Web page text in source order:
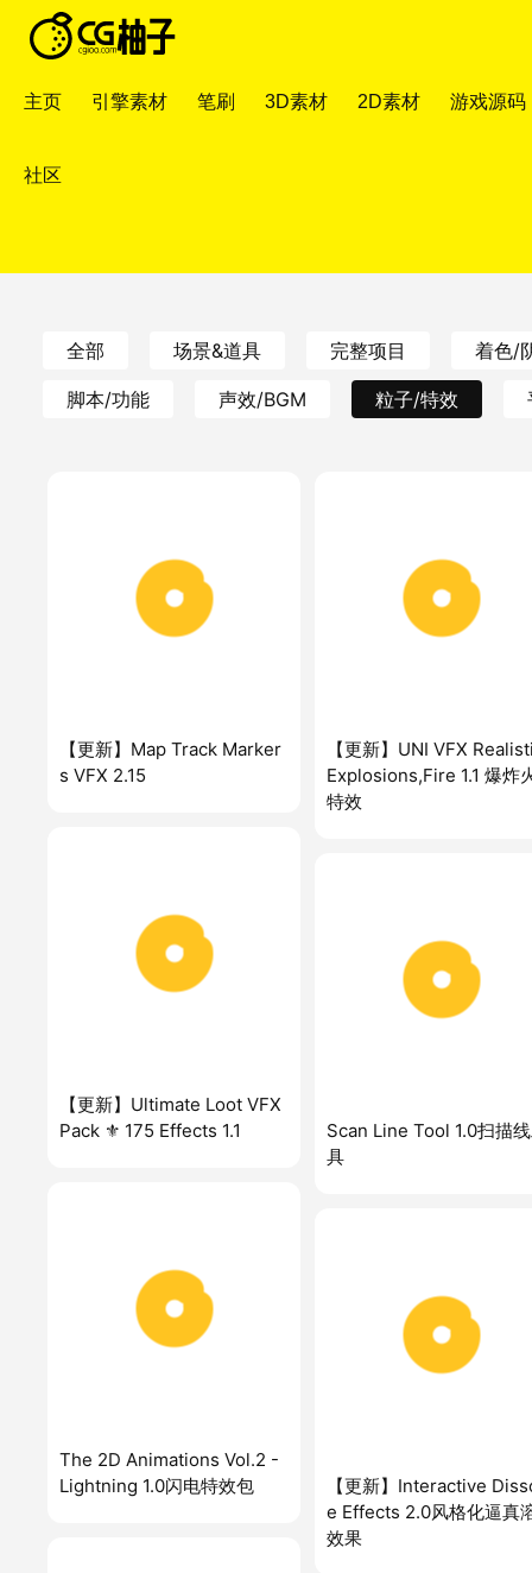
主页 引擎素材 笔刷 3D素材 2D素材 游戏源码
社区
全部 场景&道具 完整项目 着色/
脚本/功能 声效/BGM 粒子/特效
【更新】Map Track Marker
s VFX 2.15
【更新】UNI VFX
Explosions,Fire 1.1 爆炸
特效
【更新】Ultimate Loot VFX
Pack ⚜️ 175 Effects 1.1
Scan Line Tool 1.0扫描
具
The 2D Animations Vol.2 -
Lightning 1.0闪电特效包
【更新】Interactive
e Effects 2.0风格化逼真
效果